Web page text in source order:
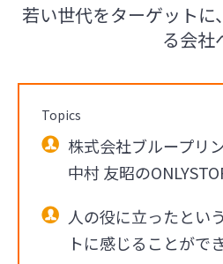
若い世代をターゲット
る会社
Topics
株式会社ブループ
中村 友昭の
人の役に立ったとい
トに感じることがで